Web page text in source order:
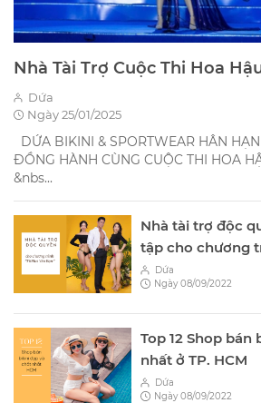
Nhà Tài Trợ Cuộc Thi Hoa
Dứa
Ngày 25/01/2025
DỨA BIKINI & SPORTWEAR HÂN
ĐỒNG HÀNH CÙNG CUỘC THI HOA
&nbs...
Nhà tài trợ độc
tập cho chương
Bạn”
Dứa
Ngày 08/09/2022
Top 12 Shop
nhất ở TP. HCM
Dứa
Ngày 08/09/2022